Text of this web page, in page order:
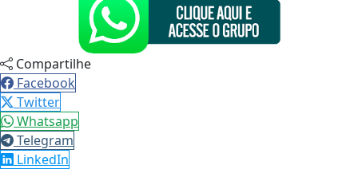
Compartilhe
Facebook
Twitter
Whatsapp
Telegram
LinkedIn